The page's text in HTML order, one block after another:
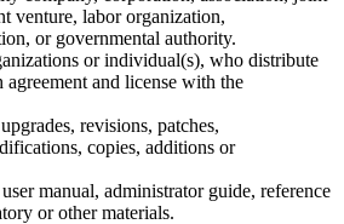
venture, labor organization,
or governmental authority.
or individual(s), who distribute
agreement and license with the
revisions, patches,
copies, additions or
manual, administrator guide, reference
or other materials.